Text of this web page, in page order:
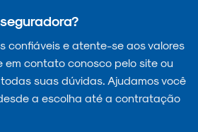
confiáveis e atente-se aos valores
em contato conosco pelo site ou
suas dúvidas. Ajudamos você
a escolha até a contratação